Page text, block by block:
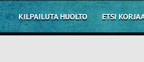
KILPAILUTA HUOLTO ETSI